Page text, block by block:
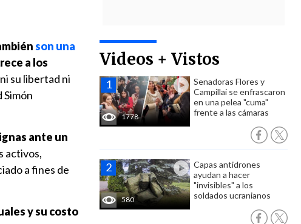
Videos + Vistos
1778
Senadoras Flores y
Campillai se enfrascaron
en una pelea "cuma"
frente a las cámaras
580
Capas antidrones
ayudan a hacer
"invisibles" a los
soldados ucranianos
son una
a los
su libertad ni
Simón
ante un
activos,
a fines de
y su costo